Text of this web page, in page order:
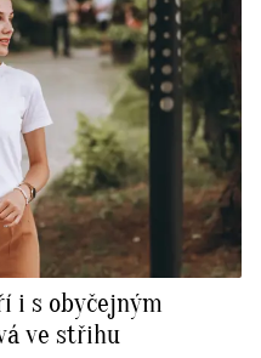
i s obyčejným
ve střihu